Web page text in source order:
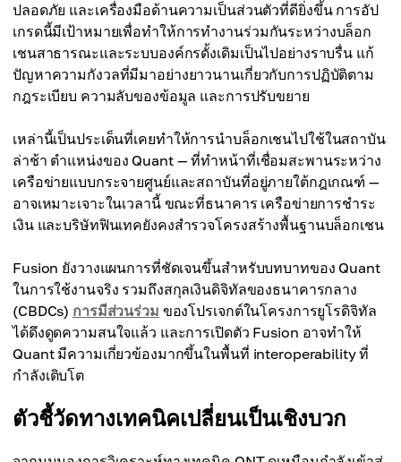
ปลอดภัย และเครื่องมือด้านความเป็นส่วนตัวที่ดียิ่งขึ้น การอัป
เกรดนี้มีเป้าหมายเพื่อทำให้การทำงานร่วมกันระหว่างบล็อก
เชนสาธารณะและระบบองค์กรดั้งเดิมเป็นไปอย่างราบรื่น แก้
ปัญหาความกังวลที่มีมาอย่างยาวนานเกี่ยวกับการปฏิบัติตาม
กฎระเบียบ ความลับของข้อมูล และการปรับขยาย
เหล่านี้เป็นประเด็นที่เคยทำให้การนำบล็อกเชนไปใช้ในสถาบัน
ล่าช้า ตำแหน่งของ Quant — ที่ทำหน้าที่เชื่อมสะพานระหว่าง
เครือข่ายแบบกระจายศูนย์และสถาบันที่อยู่ภายใต้กฎเกณฑ์ —
อาจเหมาะเจาะในเวลานี้ ขณะที่ธนาคาร เครือข่ายการชำระ
เงิน และบริษัทฟินเทคยังคงสำรวจโครงสร้างพื้นฐานบล็อกเชน
Fusion ยังวางแผนการที่ชัดเจนขึ้นสำหรับบทบาทของ Quant
ในการใช้งานจริง รวมถึงสกุลเงินดิจิทัลของธนาคารกลาง
(CBDCs) การมีส่วนร่วม ของโปรเจกต์ในโครงการยูโรดิจิทัล
ได้ดึงดูดความสนใจแล้ว และการเปิดตัว Fusion อาจทำให้
Quant มีความเกี่ยวข้องมากขึ้นในพื้นที่ interoperability ที่
กำลังเติบโต
ตัวชี้วัดทางเทคนิคเปลี่ยนเป็นเชิงบวก